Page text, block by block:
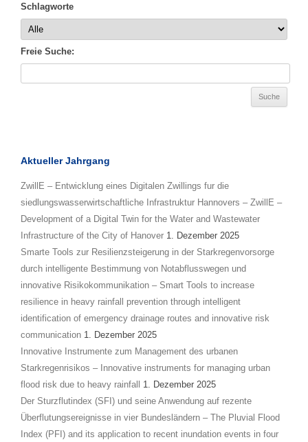
Schlagworte
Freie Suche:
Aktueller Jahrgang
ZwillE – Entwicklung eines Digitalen Zwillings fur die
siedlungswasserwirtschaftliche Infrastruktur Hannovers – ZwillE –
Development of a Digital Twin for the Water and Wastewater
Infrastructure of the City of Hanover 1. Dezember 2025
Smarte Tools zur Resilienzsteigerung in der Starkregenvorsorge
durch intelligente Bestimmung von Notabflusswegen und
innovative Risikokommunikation – Smart Tools to increase
resilience in heavy rainfall prevention through intelligent
identification of emergency drainage routes and innovative risk
communication 1. Dezember 2025
Innovative Instrumente zum Management des urbanen
Starkregenrisikos – Innovative instruments for managing urban
flood risk due to heavy rainfall
1. Dezember 2025
Der Sturzflutindex (SFI) und seine Anwendung auf rezente
Überflutungsereignisse in vier Bundesländern – The Pluvial Flood
Index (PFI) and its application to recent inundation events in four